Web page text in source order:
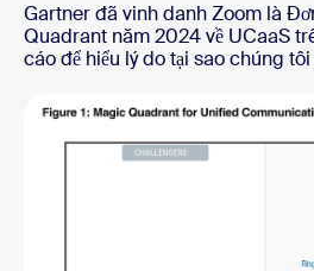
Gartner đã vinh danh Zoom là
Quadrant năm 2024 về UCaaS
cáo để hiểu lý do tại sao chúng